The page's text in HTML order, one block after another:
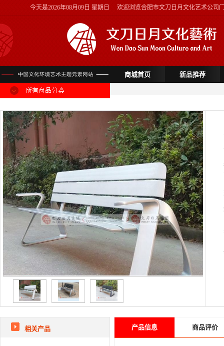
今天是2026年08月09日 星期日 欢迎浏览合肥市文刀日月文化艺术公司
商城首页 新品推荐
相关产品 产品信息 商品评价